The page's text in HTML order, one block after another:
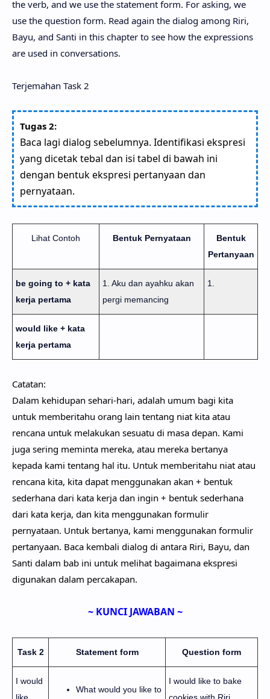
the verb, and we use the statement form. For asking, we
use the question form. Read again the dialog among Riri,
Bayu, and Santi in this chapter to see how the expressions
are used in conversations.
Terjemahan Task 2
Tugas 2:
Baca lagi dialog sebelumnya. Identifikasi ekspresi
yang dicetak tebal dan isi tabel di bawah ini
dengan bentuk ekspresi pertanyaan dan
pernyataan.
Lihat Contoh Bentuk Pernyataan
Bentuk
Pertanyaan
be going to + kata
kerja pertama
1. Aku dan ayahku akan
pergi memancing
1.
would like + kata
kerja pertama
Catatan:
Dalam kehidupan sehari-hari, adalah umum bagi kita
untuk memberitahu orang lain tentang niat kita atau
rencana untuk melakukan sesuatu di masa depan. Kami
juga sering meminta mereka, atau mereka bertanya
kepada kami tentang hal itu. Untuk memberitahu niat atau
rencana kita, kita dapat menggunakan akan + bentuk
sederhana dari kata kerja dan ingin + bentuk sederhana
dari kata kerja, dan kita menggunakan formulir
pernyataan. Untuk bertanya, kami menggunakan formulir
pertanyaan. Baca kembali dialog di antara Riri, Bayu, dan
Santi dalam bab ini untuk melihat bagaimana ekspresi
digunakan dalam percakapan.
~ KUNCI JAWABAN ~
Task 2 Statement form Question form
I would
What would you like to
I would like to bake